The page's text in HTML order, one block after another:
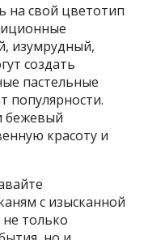
на свой цветотип
изумрудный,
создать
пастельные
популярности.
бежевый
красоту и
с изысканной
не только